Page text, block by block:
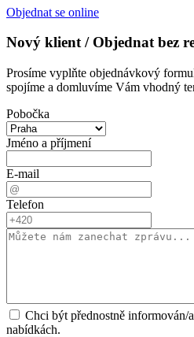
Objednat se online
Nový klient / Objednat bez
Prosíme vyplňte objednávkový
spojíme a domluvíme Vám vhodný
Pobočka
Jméno a příjmení
E-mail
Telefon
Chci být přednostně informován/
nabídkách.